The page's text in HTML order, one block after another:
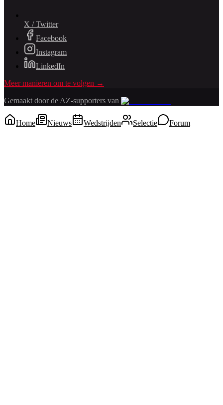
X / Twitter
Facebook
Instagram
LinkedIn
Meer manieren om te volgen →
Gemaakt door de AZ-supporters van
Home Nieuws Wedstrijden Selectie Forum